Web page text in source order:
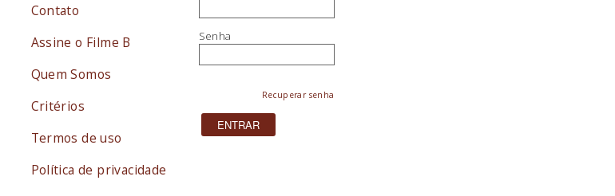
Contato
Assine o Filme B
Quem Somos
Critérios
Termos de uso
Política de privacidade
Senha
Recuperar senha